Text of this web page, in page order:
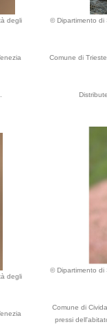
degli
© Dipartimento di
Comune di
degli
© Dipartimento di
Comune di
pressi